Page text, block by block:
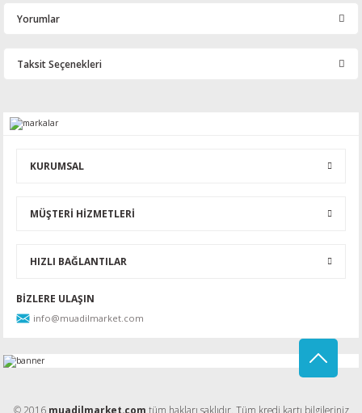
Yorumlar
Taksit Seçenekleri
KURUMSAL
MÜŞTERİ HİZMETLERİ
HIZLI BAĞLANTILAR
BİZLERE ULAŞIN
info@muadilmarket.com
© 2016 muadilmarket.com tüm hakları saklıdır. Tüm kredi kartı bilgileriniz